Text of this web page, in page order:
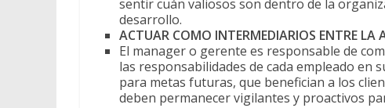
sentir cuán valiosos son dentro de la
desarrollo.
ACTUAR COMO INTERMEDIARIOS ENTRE LA
El manager o gerente es responsable de
las responsabilidades de cada empleado en
para metas futuras, que benefician a los
deben permanecer vigilantes y proactivos